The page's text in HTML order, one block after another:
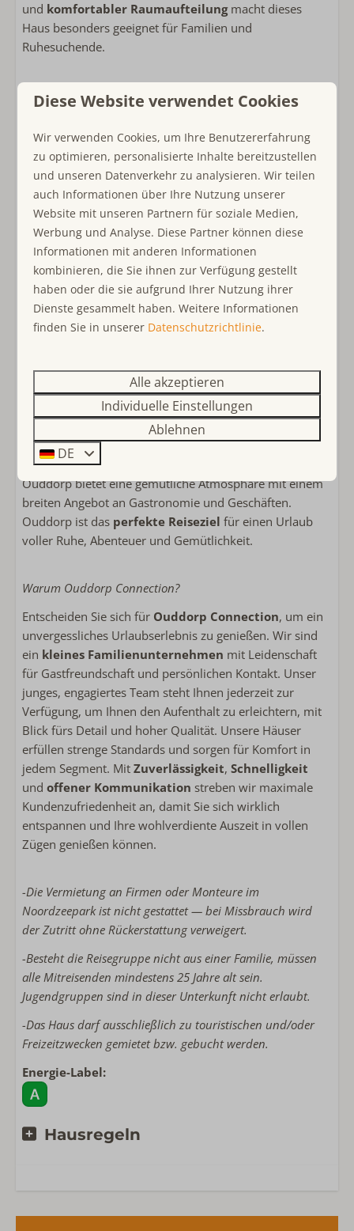
Privatsphäre
Freistehende Unterkunft im Ferienpark
Noordzeepark
und komfortabler Raumaufteilungmacht dieses
Haus besonders geeignet für Familien und
Ruhesuchende.
Das Noordzeepark bietet eine sichere und angenehme
Umgebung mit Einrichtungen wie einemTennisplatz,
einem Supermarkt und einem Spielplatz. Die ruhige
Lagedes Parks macht ihn ideal sowohl für Entspannung
als auch für Aktivitäten. Außerdem liegt das
Noordzeepark in der Nähe des Meeres, sodass Sie
jederzeit einen Spaziergang zumStrandmachen
können!
Warum Ouddorp?
Insel Goeree-Overflakkee, wo Küste und Natur
aufeinandertreffen. DieNordseebietet zahlreiche
Möglichkeiten für Strandvergnügen und Wassersport.
Genießen Sie wunderschöneFahrradtouren und
Wanderungenauf den besten Routen und zu
versteckten Orten. Das
Ouddorp bietet eine gemütliche Atmosphäre mit einem
breiten Angebot an Gastronomie und Geschäften.
Ouddorp ist das perfekte Reiseziel für einen Urlaub
voller Ruhe, Abenteuer und Gemütlichkeit.
Warum Ouddorp Connection?
Entscheiden Sie sich für Ouddorp Connection, um ein
unvergessliches Urlaubserlebnis zu genießen. Wir sind
ein kleines Familienunternehmen mit Leidenschaft
für Gastfreundschaft und persönlichen Kontakt. Unser
junges, engagiertes Team steht Ihnen jederzeit zur
Verfügung, um Ihnen den Aufenthalt zu erleichtern, mit
Blick fürs Detail und hoher Qualität. Unsere Häuser
erfüllen strenge Standards und sorgen für Komfort in
jedem Segment. Mit Zuverlässigkeit, Schnelligkeit
und offener Kommunikation streben wir maximale
Kundenzufriedenheit an, damit Sie sich wirklich
entspannen und Ihre wohlverdiente Auszeit in vollen
Zügen genießen können.
-Die Vermietung an Firmen oder Monteure im
Noordzeepark ist nicht gestattet — bei Missbrauch wird
der Zutritt ohne Rückerstattung verweigert.
-Besteht die Reisegruppe nicht aus einer Familie, müssen
alle Mitreisenden mindestens 25 Jahre alt sein.
Jugendgruppen sind in dieser Unterkunft nicht erlaubt.
-Das Haus darf ausschließlich zu touristischen und/oder
Freizeitzwecken gemietet bzw. gebucht werden.
Energie-Label:
Hausregeln
Diese Website verwendet Cookies
Wir verwenden Cookies, um Ihre Benutzererfahrung
zu optimieren, personalisierte Inhalte bereitzustellen
und unseren Datenverkehr zu analysieren. Wir teilen
auch Informationen über Ihre Nutzung unserer
Website mit unseren Partnern für soziale Medien,
Werbung und Analyse. Diese Partner können diese
Informationen mit anderen Informationen
kombinieren, die Sie ihnen zur Verfügung gestellt
haben oder die sie aufgrund Ihrer Nutzung ihrer
Dienste gesammelt haben. Weitere Informationen
finden Sie in unserer Datenschutzrichtlinie.
Alle akzeptieren
Individuelle Einstellungen
Ablehnen
DE